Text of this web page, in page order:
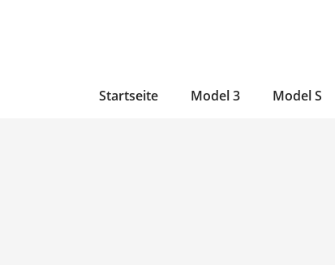
Startseite Model 3 Model S